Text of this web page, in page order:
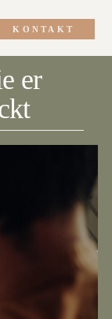
KONTAKT
er